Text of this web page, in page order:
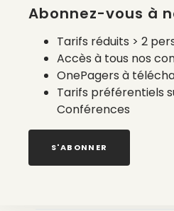
Nos
Éco conception
Abonnez-vous à
Tarifs réduits > 2
Accès à tous nos
OnePagers à
Tarifs préférentiels
Conférences
S'ABONNER